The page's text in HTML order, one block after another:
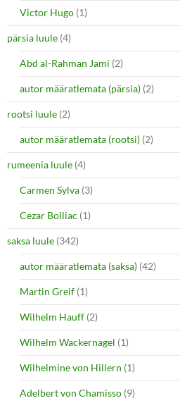
Victor Hugo (1)
pärsia luule (4)
Abd al-Rahman Jami (2)
autor määratlemata (pärsia) (2)
rootsi luule (2)
autor määratlemata (rootsi) (2)
rumeenia luule (4)
Carmen Sylva (3)
Cezar Bolliac (1)
saksa luule (342)
autor määratlemata (saksa) (42)
Martin Greif (1)
Wilhelm Hauff (2)
Wilhelm Wackernagel (1)
Wilhelmine von Hillern (1)
Adelbert von Chamisso (9)